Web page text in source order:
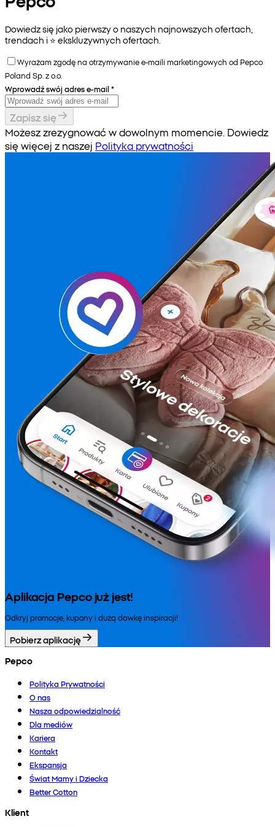
Dowiedz się jako pierwszy o naszych najnowszych ofertach,
trendach i ⭐️ ekskluzywnych ofertach.
Wyrażam zgodę na otrzymywanie e-maili marketingowych od Pepco
Poland Sp. z o.o.
Wprowadź swój adres e-mail *
Zapisz się
Możesz zrezygnować w dowolnym momencie. Dowiedz
się więcej z naszej Polityka prywatności
Aplikacja Pepco już jest!
Odkryj promocje, kupony i dużą dawkę inspiracji!
Pobierz aplikację
Pepco
Polityka Prywatności
O nas
Nasza odpowiedzialność
Dla mediów
Kariera
Kontakt
Ekspansja
Świat Mamy i Dziecka
Better Cotton
Klient